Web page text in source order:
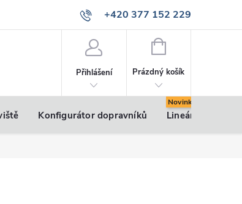
+420 377 152 229
info@vsk-profily.cz
Přihlášení
NÁKUPNÍ
Prázdný košík
Konfigurátor dopravníků Lineární pohony